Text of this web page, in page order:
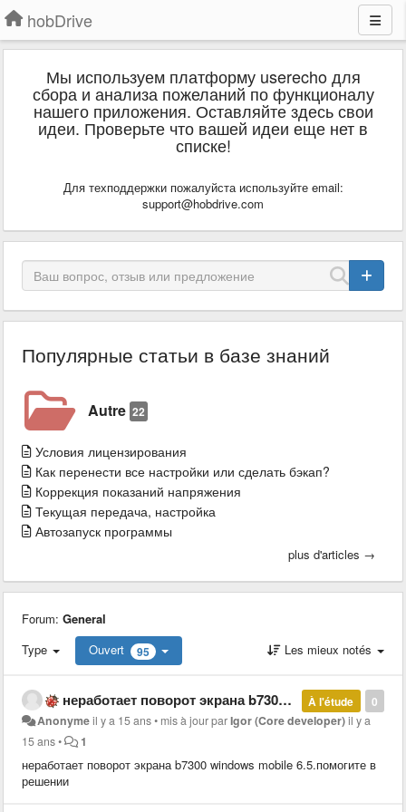
hobDrive
Мы используем платформу userecho для
сбора и анализа пожеланий по функционалу
нашего приложения. Оставляйте здесь свои
идеи. Проверьте что вашей идеи еще нет в
списке!
Для техподдержки пожалуйста используйте email:
support@hobdrive.com
Популярные статьи в базе знаний
Autre 22
Условия лицензирования
Как перенести все настройки или сделать бэкап?
Коррекция показаний напряжения
Текущая передача, настройка
Автозапуск программы
plus d'articles →
Forum: General
Type
Ouvert 95 Les mieux notés
0
À l'étude
неработает поворот экрана b7300 windows mobile 6.5
Anonymeil y a 15 ans• mis à jour parIgor (Core developer)il y a
15 ans• 1
неработает поворот экрана b7300 windows mobile 6.5.помогите в
решении